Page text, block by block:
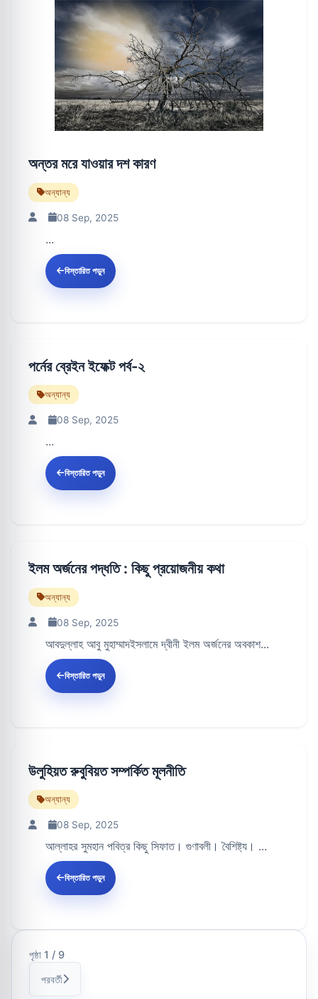
অন্তর মরে যাওয়ার দশ কারণ
অন্যান্য
08 Sep, 2025
...
বিস্তারিত পড়ুন
পর্নের ব্রেইন ইফেক্ট পর্ব-২
অন্যান্য
08 Sep, 2025
...
বিস্তারিত পড়ুন
ইলম অর্জনের পদ্ধতি : কিছু প্রয়োজনীয় কথা
অন্যান্য
08 Sep, 2025
আবদুল্লাহ আবু মুহাম্মাদইসলামে দ্বীনী ইলম অর্জনের অবকাশ...
বিস্তারিত পড়ুন
উলুহিয়ত রুবুবিয়ত সম্পর্কিত মূলনীতি
অন্যান্য
08 Sep, 2025
আল্লাহর সুমহান পবিত্র কিছু সিফাত। গুণাবলী। বৈশিষ্ট্য। ...
বিস্তারিত পড়ুন
পৃষ্ঠা 1 / 9
পরবর্তী